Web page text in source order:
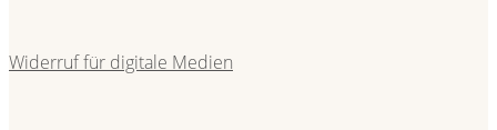
Widerruf für digitale Medien